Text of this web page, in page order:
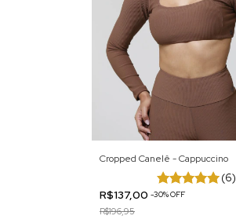
Cropped Canelê - Cappuccino
(6)
R$137,00 -30%OFF
R$196,95